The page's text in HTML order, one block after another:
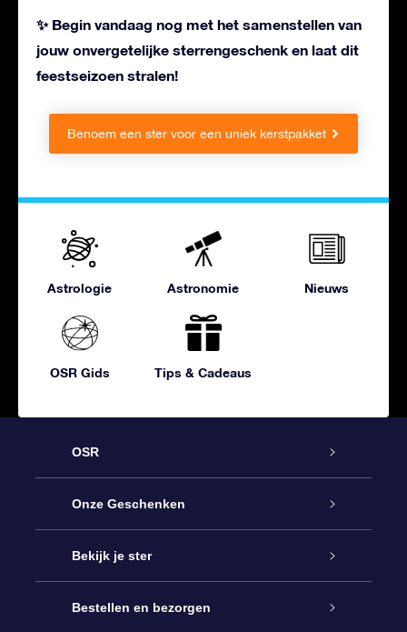
✨ Begin vandaag nog met het samenstellen van
jouw onvergetelijke sterrengeschenk en laat dit
feestseizoen stralen!
Benoem een ster voor een uniek kerstpakket
Astrologie Astronomie Nieuws
OSR Gids Tips & Cadeaus
OSR
Service
Contact
Blog
Onze Geschenken
Online Star Gift
OSR Cadeaupakket
Bekijk je ster
Sterrenregister
Bestellen en bezorgen